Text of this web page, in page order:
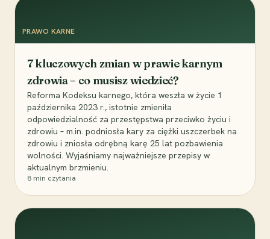
PRAWO KARNE
7 kluczowych zmian w prawie karnym
zdrowia – co musisz wiedzieć?
Reforma Kodeksu karnego, która weszła w życie 1
października 2023 r., istotnie zmieniła
odpowiedzialność za przestępstwa przeciwko życiu i
zdrowiu – m.in. podniosła kary za ciężki uszczerbek na
zdrowiu i zniosła odrębną karę 25 lat pozbawienia
wolności. Wyjaśniamy najważniejsze przepisy w
aktualnym brzmieniu.
8 min czytania